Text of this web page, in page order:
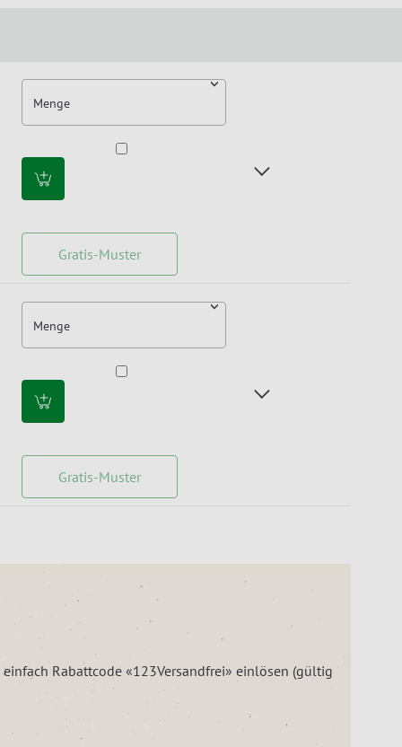
Menge
Gratis-Muster
Menge
Gratis-Muster
Rabattcode «123Versandfrei» einlösen (gültig